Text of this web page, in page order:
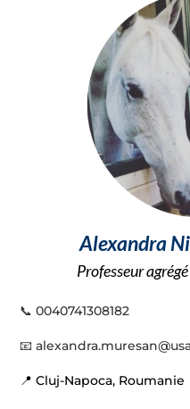
Alexandra
Professeur
📞0040741308182
📧
📍 Cluj-Napoca, Roumanie